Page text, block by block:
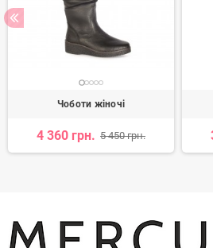
Чоботи жіночі
4 360 грн. 5 450 грн.